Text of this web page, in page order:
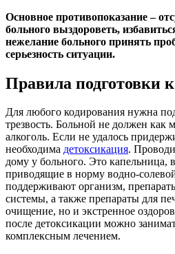
Основное противопоказание –
больного выздороветь,
нежелание больного принять
серьезность ситуации.
Правила подготовки
Для любого кодирования нужна
трезвость. Больной не должен
алкоголь. Если не удалось
необходима детоксикация.
дому у больного. Это капельница,
приводящие в норму водно-
поддерживают организм,
системы, а также препараты для
очищение, но и экстренное
после детоксикации можно
комплексным лечением.